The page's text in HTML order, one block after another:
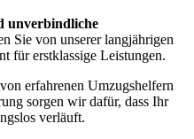
unverbindliche
Sie von unserer langjährigen
für erstklassige Leistungen.
erfahrenen Umzugshelfern
sorgen wir dafür, dass Ihr
verläuft.